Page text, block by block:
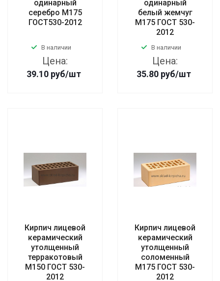
одинарный
серебро М175
ГОСТ530-2012
В наличии
Цена:
39.10 руб/шт
одинарный
белый жемчуг
М175 ГОСТ 530-
2012
В наличии
Цена:
35.80 руб/шт
Кирпич лицевой
керамический
утолщенный
терракотовый
М150 ГОСТ 530-
2012
Кирпич лицевой
керамический
утолщенный
соломенный
М175 ГОСТ 530-
2012